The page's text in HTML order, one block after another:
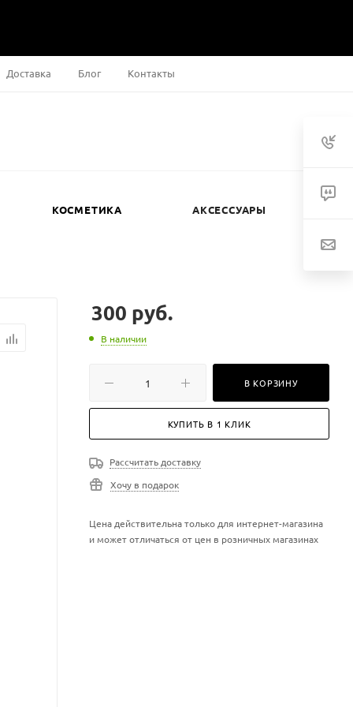
Доставка Блог Контакты
КОСМЕТИКА АКСЕССУАРЫ
300 руб.
В наличии
В КОРЗИНУ
КУПИТЬ В 1 КЛИК
Рассчитать доставку
Хочу в подарок
Цена действительна только для интернет-магазина
и может отличаться от цен в розничных магазинах